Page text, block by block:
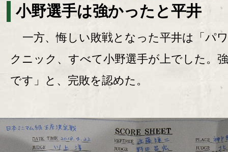
小野選手は強かったと平井
一方、悔しい敗戦となった平井は「パ
クニック、すべて小野選手が上でした。
です」と、完敗を認めた。